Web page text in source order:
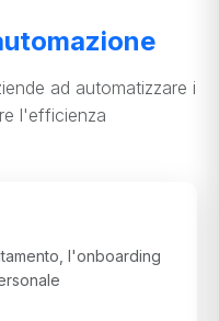
ad automatizzare i
l'efficienza
l'onboarding